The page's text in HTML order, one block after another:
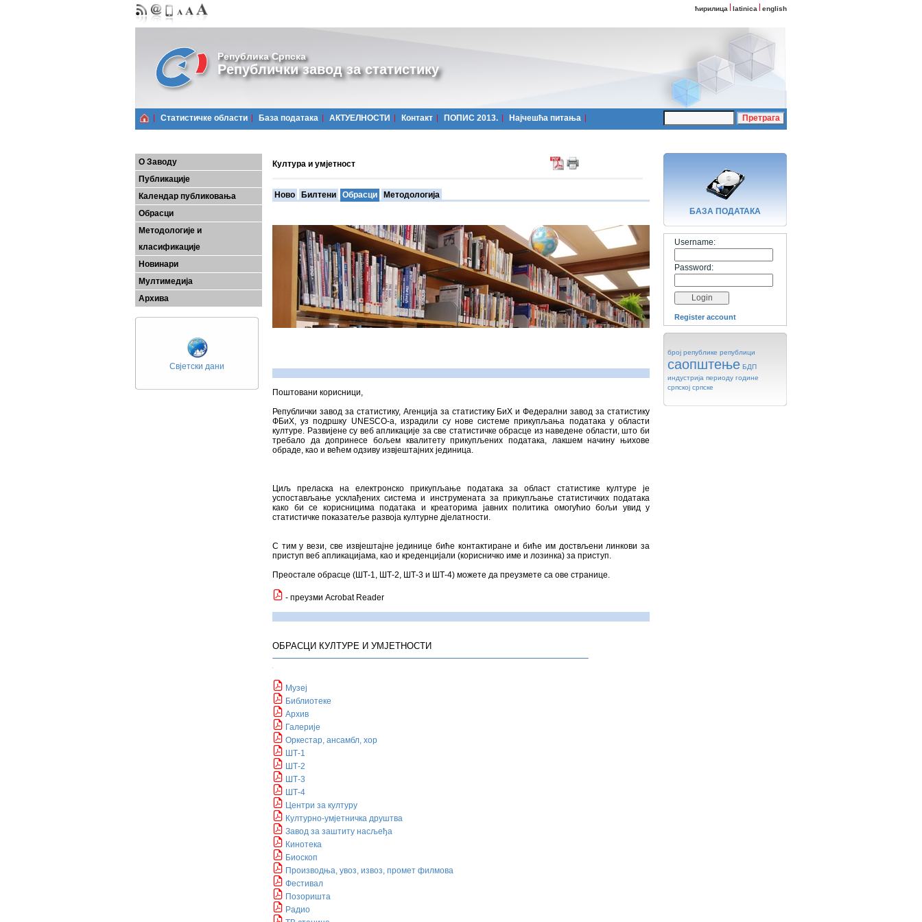
ћирилица latinica english
Република Српска
Републички завод за статистику
Статистичке области Базa података АКТУЕЛНОСТИ Контакт ПОПИС 2013. Најчешћa питања
О Заводу
Публикације
Календар публиковања
Обрасци
Методологије и
класификације
Новинари
Мултимедија
Архива
Свјетски дани
Култура и умјетност
Ново Билтени Обрасци Методологија
Поштовани корисници,
Републички завод за статистику, Агенција за статистику БиХ и Федерални завод за статистику
ФБиХ, уз подршку UNESCO-а, израдили су нове системе прикупљања података у области
културе. Развијене су веб апликације за све статистичке обрасце из наведене области, што би
требало да допринесе бољем квалитету прикупљених података, лакшем начину њихове
обраде, као и већем одзиву извјештајних јединица.
Циљ преласка на електронско прикупљање података за област статистике културе је
успостављање усклађених система и инструмената за прикупљање статистичких података
како би се корисницима података и креаторима јавних политика омогућио бољи увид у
статистичке показатеље развоја културне дјелатности.
С тим у вези, све извјештајне јединице биће контактиране и биће им доствљени линкови за
приступ веб апликацијама, као и креденцијали (корисничко име и лозинка) за приступ.
Преостале обрасце (ШТ-1, ШТ-2, ШТ-3 и ШТ-4) можете да преузмете са ове странице.
- преузми Acrobat Reader
ОБРАСЦИ КУЛТУРЕ И УМЈЕТНОСТИ
Музеј
Библиотеке
Архив
Галерије
Оркестар, ансамбл, хор
ШТ-1
ШТ-2
ШТ-3
ШТ-4
Центри за културу
Културно-умјетничка друштва
Завод за заштиту насљеђа
Кинотека
Биоскоп
Производња, увоз, извоз, промет филмова
Фестивал
Позоришта
Радио
БАЗA ПОДАТАКА
Username:
Password:
Register account
број републике републици
саопштење БДП
индустрија периоду године
српској српске